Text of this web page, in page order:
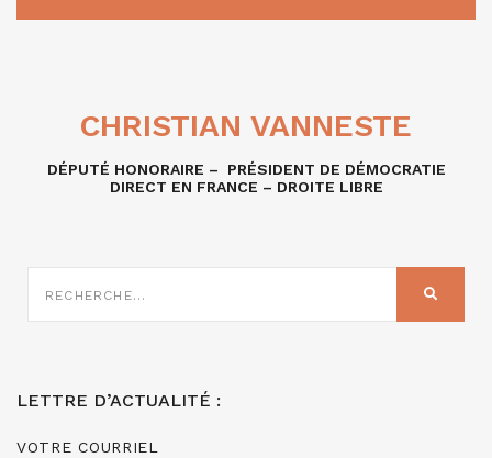
CHRISTIAN VANNESTE
DÉPUTÉ HONORAIRE – PRÉSIDENT DE DÉMOCRATIE
DIRECT EN FRANCE – DROITE LIBRE
SUR
LETTRE D’ACTUALITÉ :
VOTRE COURRIEL